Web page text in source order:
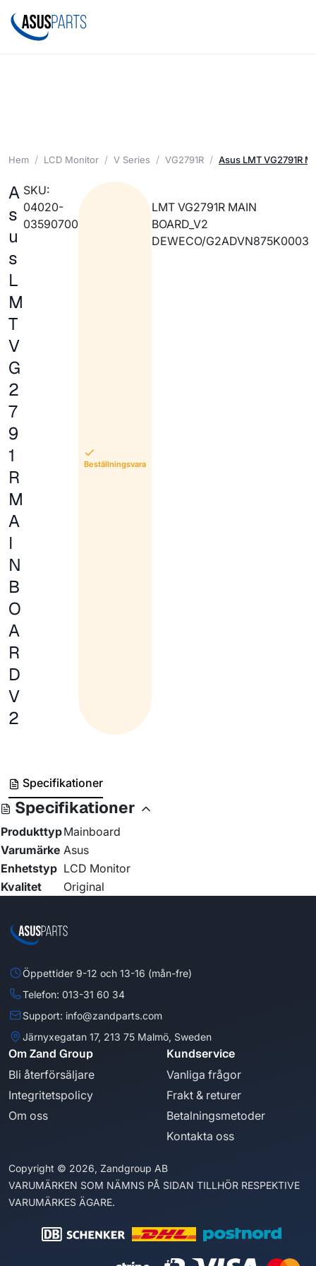
Hem LCD Monitor V Series VG2791R Asus LMT VG2791R
A
s
u
s
L
M
T
V
G
2
7
9
1
R
M
A
I
N
B
O
A
R
D
V
2
SKU:
04020-
03590700
Beställningsvara
LMT VG2791R MAIN
BOARD_V2
DEWECO/G2ADVN875K0003
Specifikationer
Specifikationer
ProdukttypMainboard
Varumärke Asus
Enhetstyp LCD Monitor
Kvalitet
Original
Öppettider 9-12 och 13-16 (mån-fre)
Telefon: 013-31 60 34
Support: info@zandparts.com
Järnyxegatan 17, 213 75 Malmö, Sweden
Om Zand Group
Bli återförsäljare
Integritetspolicy
Om oss
Kundservice
Vanliga frågor
Frakt & returer
Betalningsmetoder
Kontakta oss
Copyright © 2026, Zandgroup AB
VARUMÄRKEN SOM NÄMNS PÅ SIDAN TILLHÖR RESPEKTIVE
VARUMÄRKES ÄGARE.